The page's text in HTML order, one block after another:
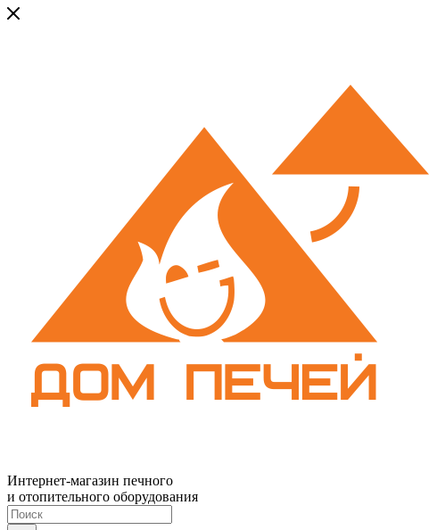
Интернет-магазин печного
и отопительного оборудования